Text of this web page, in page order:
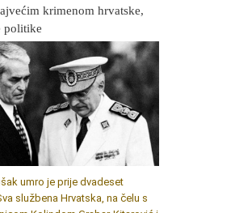
krimenom hrvatske,
politike
umro je prije dvadeset
službena Hrvatska, na čelu s